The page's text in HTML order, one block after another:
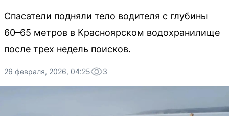
Спасатели подняли тело водителя с глубины
60–65 метров в Красноярском водохранилище
после трех недель поисков.
26 февраля, 2026, 04:25 3